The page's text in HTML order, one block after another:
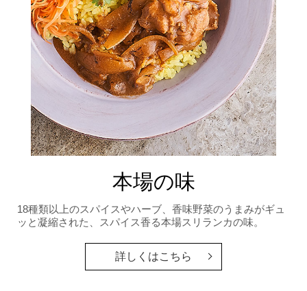
本場の味
18種類以上のスパイスやハーブ、香味野菜のうまみがギュ
ッと凝縮された、スパイス香る本場スリランカの味。
詳しくはこちら